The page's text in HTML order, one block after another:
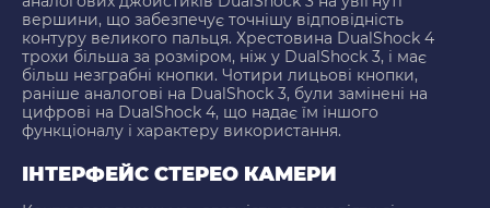
вершини, що забезпечує точнішу відповідність
контуру великого пальця. Хрестовина DualShock 4
трохи більша за розміром, ніж у DualShock 3, і має
більш незграбні кнопки. Чотири лицьові кнопки,
раніше аналогові на DualShock 3, були замінені на
цифрові на DualShock 4, що надає їм іншого
функціоналу і характеру використання.
ІНТЕРФЕЙС СТЕРЕО КАМЕРИ